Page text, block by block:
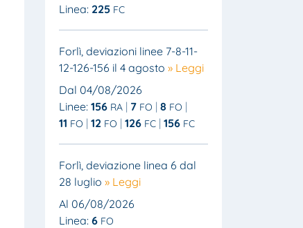
Linea: 225 FC
Forlì, deviazioni linee 7-8-11-
12-126-156 il 4 agosto » Leggi
Dal 04/08/2026
Linee: 156 RA 7 FO 8 FO
11 FO 12 FO 126 FC 156 FC
Forlì, deviazione linea 6 dal
28 luglio » Leggi
Al 06/08/2026
Linea: 6 FO